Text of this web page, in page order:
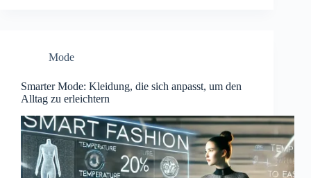
Mode
Smarter Mode: Kleidung, die sich anpasst, um den
Alltag zu erleichtern